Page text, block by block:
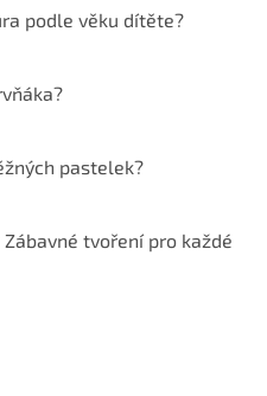
podle věku dítěte?
pastelek?
tvoření pro každé